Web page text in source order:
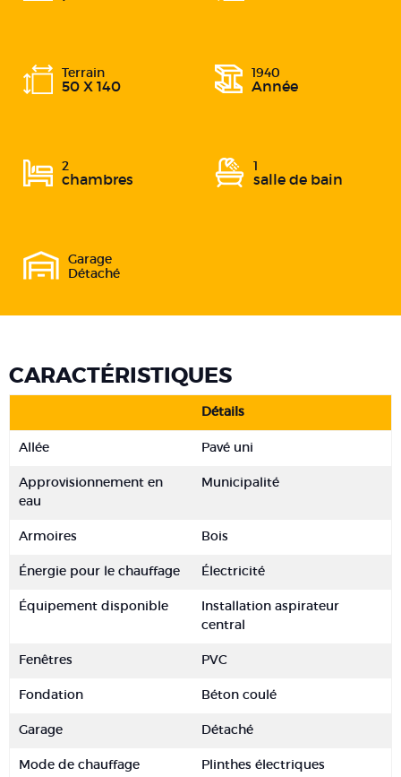
Terrain
50 X 140
1940
Année
2
chambres
1
salle de bain
Garage
Détaché
CARACTÉRISTIQUES
Détails
Allée Pavé uni
Approvisionnement en
eau
Municipalité
Armoires Bois
Énergie pour le chauffage Électricité
Équipement disponible
Installation aspirateur
central
Fenêtres PVC
Fondation Béton coulé
Garage Détaché
Mode de chauffage Plinthes électriques